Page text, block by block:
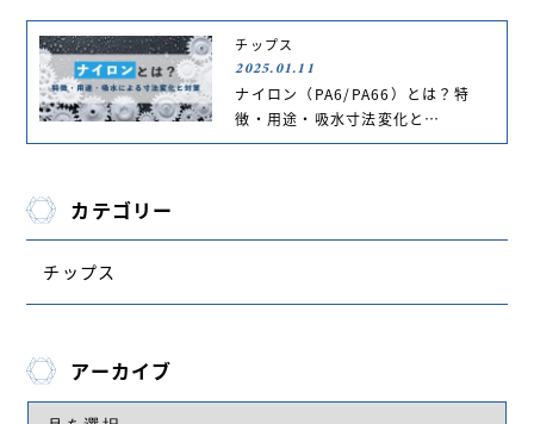
チップス
2025.01.11
ナイロン（PA6/PA66）とは？特
徴・用途・吸水寸法変化と…
カテゴリー
チップス
アーカイブ